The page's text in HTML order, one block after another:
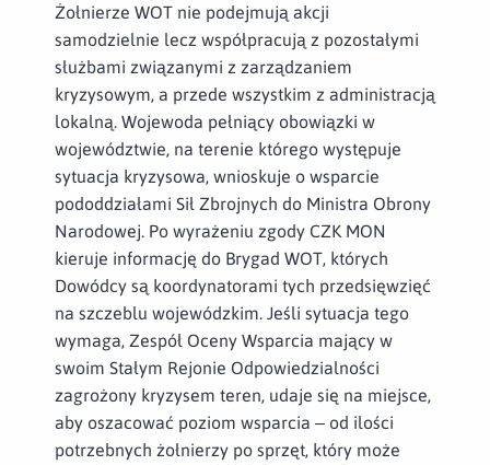
Żołnierze WOT nie podejmują akcji
samodzielnie lecz współpracują z pozostałymi
służbami związanymi z zarządzaniem
kryzysowym, a przede wszystkim z administracją
lokalną. Wojewoda pełniący obowiązki w
województwie, na terenie którego występuje
sytuacja kryzysowa, wnioskuje o wsparcie
pododdziałami Sił Zbrojnych do Ministra Obrony
Narodowej. Po wyrażeniu zgody CZK MON
kieruje informację do Brygad WOT, których
Dowódcy są koordynatorami tych przedsięwzięć
na szczeblu wojewódzkim. Jeśli sytuacja tego
wymaga, Zespół Oceny Wsparcia mający w
swoim Stałym Rejonie Odpowiedzialności
zagrożony kryzysem teren, udaje się na miejsce,
aby oszacować poziom wsparcia – od ilości
potrzebnych żołnierzy po sprzęt, który może